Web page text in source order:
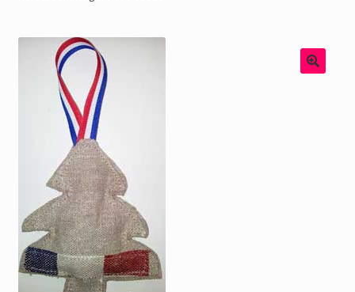
Winkelmand
Afrekenen
Over Toetie & Zo
Gastenboek